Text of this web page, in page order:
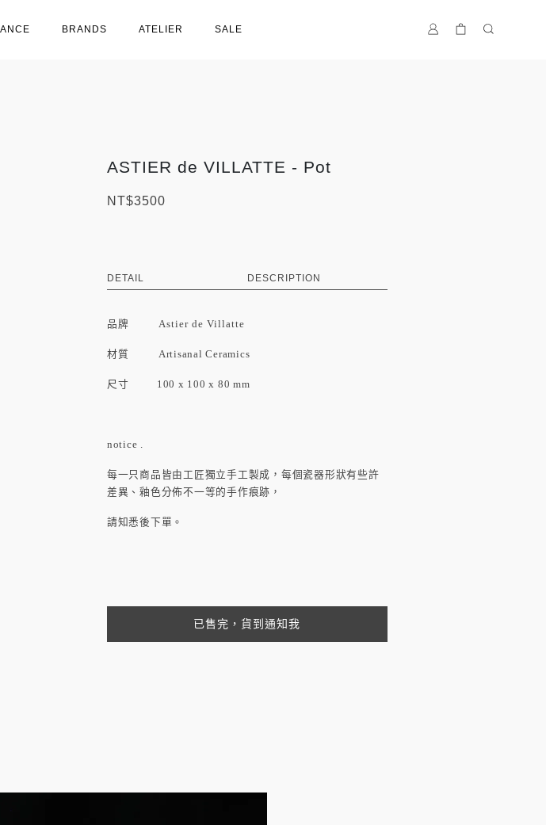
BRANDS ATELIER SALE
ASTIER de VILLATTE - Pot
NT$3500
DETAIL DESCRIPTION
品牌 Astier de Villatte
材質 Artisanal Ceramics
尺寸 100 x 100 x 80 mm
notice .
每一只商品皆由工匠獨立手工製成，每個瓷器形狀有些許
差異、釉色分佈不一等的手作痕跡，
請知悉後下單。
已售完，貨到通知我